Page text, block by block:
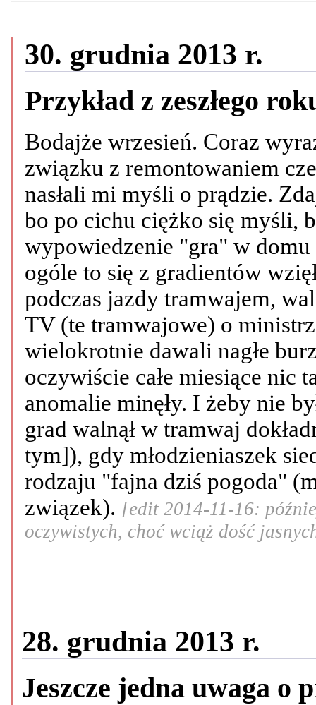
30. grudnia 2013 r.
Przykład z zeszłego
Bodajże wrzesień. Coraz
związku z remontowaniem
nasłali mi myśli o prądzie.
bo po cichu ciężko się myśli,
wypowiedzenie "gra" w
ogóle to się z gradientów
podczas jazdy tramwajem,
TV (te tramwajowe) o
wielokrotnie dawali nagłe
oczywiście całe miesiące nic
anomalie minęły. I żeby nie
grad walnął w tramwaj
tym]), gdy młodzieniaszek
rodzaju "fajna dziś pogoda"
związek). [edit 2014-11-16:
oczywistych, choć wciąż dość
28. grudnia 2013 r.
Jeszcze jedna uwaga o